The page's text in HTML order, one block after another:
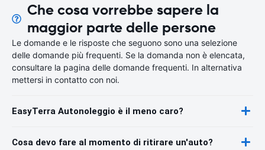
Che cosa vorrebbe sapere la
maggior parte delle persone
Le domande e le risposte che seguono sono una selezione
delle domande più frequenti. Se la domanda non è elencata,
consultare la pagina delle domande frequenti. In alternativa
mettersi in contatto con noi.
EasyTerra Autonoleggio è il meno caro?
Cosa devo fare al momento di ritirare un'auto?